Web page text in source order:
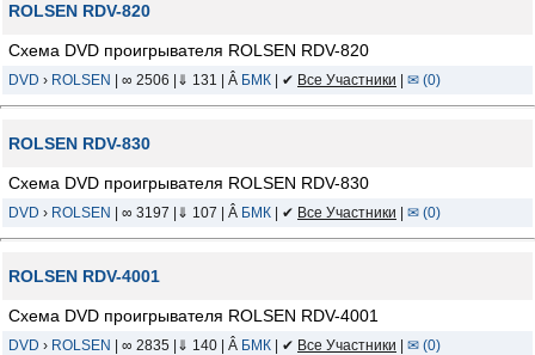
ROLSEN RDV-820
Схема DVD проигрывателя ROLSEN RDV-820
DVD › ROLSEN | ∞ 2506 |⇓ 131 | Â БМК | ✔ Все Участники ✉ (0)
ROLSEN RDV-830
Схема DVD проигрывателя ROLSEN RDV-830
DVD › ROLSEN | ∞ 3197 |⇓ 107 | Â БМК | ✔ Все Участники ✉ (0)
ROLSEN RDV-4001
Схема DVD проигрывателя ROLSEN RDV-4001
DVD › ROLSEN | ∞ 2835 |⇓ 140 | Â БМК | ✔ Все Участники ✉ (0)